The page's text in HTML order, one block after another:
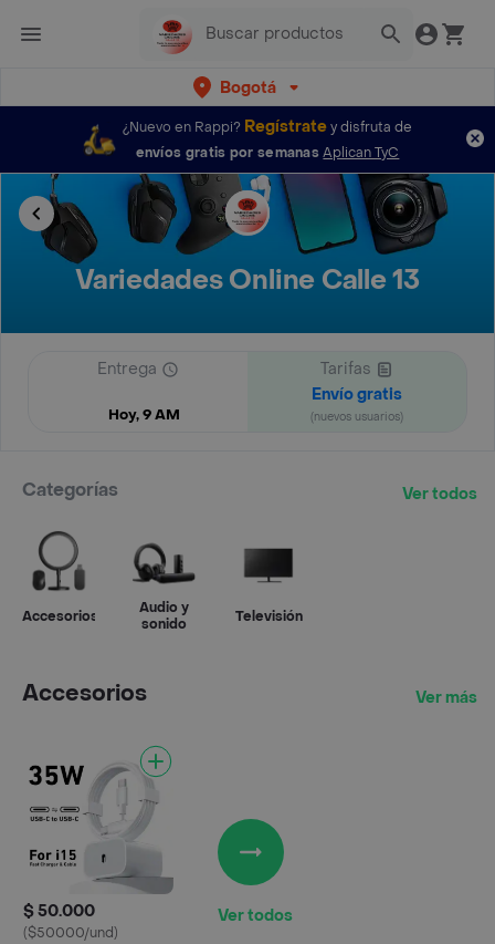
Bogotá
¿Nuevo en Rappi? Regístratey disfruta de
envíos gratis por semanas Aplican TyC
Variedades Online Calle 13
Entrega
Hoy, 9 AM
Tarifas
Envío gratis
(nuevos usuarios)
Categorías Ver todos
Accesorios
Audio y
sonido
Televisión
Accesorios Ver más
$ 50.000
($50000/und)
Ver todos